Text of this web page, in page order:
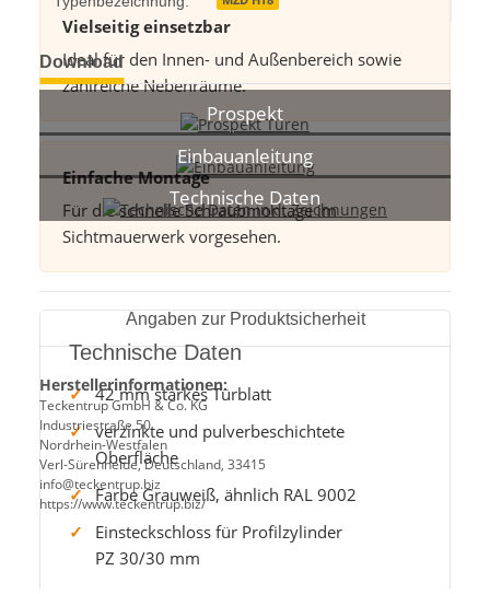
Vielseitig einsetzbar
Ideal für den Innen- und Außenbereich sowie
zahlreiche Nebenräume.
Einfache Montage
Für die schnelle Schraubmontage im
Sichtmauerwerk vorgesehen.
Technische Daten
42 mm starkes Türblatt
verzinkte und pulverbeschichtete
Oberfläche
Farbe Grauweiß, ähnlich RAL 9002
Einsteckschloss für Profilzylinder
PZ 30/30 mm
Download
Prospekt
Einbauanleitung
Technische Daten
Angaben zur Produktsicherheit
Herstellerinformationen:
Teckentrup GmbH & Co. KG
Industriestraße 50
Nordrhein-Westfalen
Verl-Sürenheide, Deutschland, 33415
info@teckentrup.biz
https://www.teckentrup.biz/